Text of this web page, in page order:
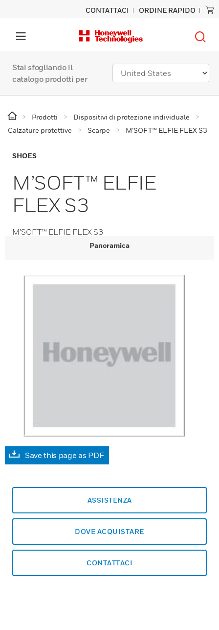
CONTATTACI ORDINE RAPIDO
Stai sfogliando il
catalogo prodotti per
Prodotti
Dispositivi di protezione individuale
Calzature protettive
Scarpe M’SOFT™ ELFIE FLEX S3
SHOES
M’SOFT™ ELFIE
FLEX S3
M’SOFT™ ELFIE FLEX S3
Panoramica
Save this page as PDF
ASSISTENZA
DOVE ACQUISTARE
CONTATTACI